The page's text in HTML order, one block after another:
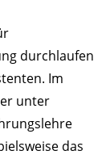
durchlaufen
Im
unter
das